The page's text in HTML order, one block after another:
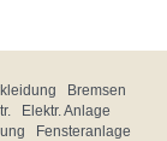
Bremsen
Elektr. Anlage
Fensteranlage